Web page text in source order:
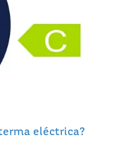
eléctrica?